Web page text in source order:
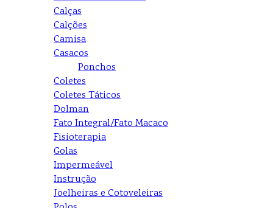
Calças
Calções
Camisa
Casacos
Ponchos
Coletes
Coletes Táticos
Dolman
Fato Integral/Fato Macaco
Fisioterapia
Golas
Impermeável
Instrução
Joelheiras e Cotoveleiras